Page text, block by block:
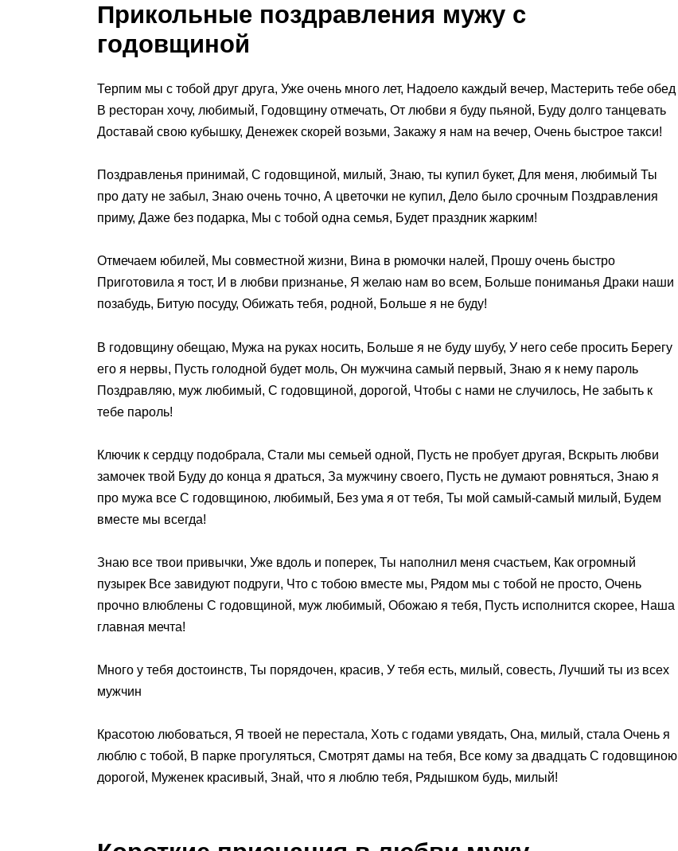
Прикольные поздравления мужу с
годовщиной
Терпим мы с тобой друг друга, Уже очень много лет, Надоело каждый вечер, Мастерить тебе обед
В ресторан хочу, любимый, Годовщину отмечать, От любви я буду пьяной, Буду долго танцевать
Доставай свою кубышку, Денежек скорей возьми, Закажу я нам на вечер, Очень быстрое такси!
Поздравленья принимай, С годовщиной, милый, Знаю, ты купил букет, Для меня, любимый Ты
про дату не забыл, Знаю очень точно, А цветочки не купил, Дело было срочным Поздравления
приму, Даже без подарка, Мы с тобой одна семья, Будет праздник жарким!
Отмечаем юбилей, Мы совместной жизни, Вина в рюмочки налей, Прошу очень быстро
Приготовила я тост, И в любви признанье, Я желаю нам во всем, Больше пониманья Драки наши
позабудь, Битую посуду, Обижать тебя, родной, Больше я не буду!
В годовщину обещаю, Мужа на руках носить, Больше я не буду шубу, У него себе просить Берегу
его я нервы, Пусть голодной будет моль, Он мужчина самый первый, Знаю я к нему пароль
Поздравляю, муж любимый, С годовщиной, дорогой, Чтобы с нами не случилось, Не забыть к
тебе пароль!
Ключик к сердцу подобрала, Стали мы семьей одной, Пусть не пробует другая, Вскрыть любви
замочек твой Буду до конца я драться, За мужчину своего, Пусть не думают ровняться, Знаю я
про мужа все С годовщиною, любимый, Без ума я от тебя, Ты мой самый-самый милый, Будем
вместе мы всегда!
Знаю все твои привычки, Уже вдоль и поперек, Ты наполнил меня счастьем, Как огромный
пузырек Все завидуют подруги, Что с тобою вместе мы, Рядом мы с тобой не просто, Очень
прочно влюблены С годовщиной, муж любимый, Обожаю я тебя, Пусть исполнится скорее, Наша
главная мечта!
Много у тебя достоинств, Ты порядочен, красив, У тебя есть, милый, совесть, Лучший ты из всех
мужчин
Красотою любоваться, Я твоей не перестала, Хоть с годами увядать, Она, милый, стала Очень я
люблю с тобой, В парке прогуляться, Смотрят дамы на тебя, Все кому за двадцать С годовщиною
дорогой, Муженек красивый, Знай, что я люблю тебя, Рядышком будь, милый!